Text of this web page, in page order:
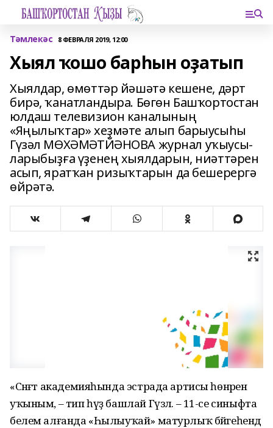
Тәмлекәс 8 ФЕВРАЛЯ 2019, 12:00
Хыял ҡошо барһын оҙатып
Хыялдар, өмөттәр йәшәтә кешене, дәрт
бирә, ҡанатландыра. Бөгөн Башҡортостан
юлдаш телевизион каналының
«Яңылыҡтар» хеҙмәте алып барыусыһы
Гүзәл МӨХӘМӘТЙӘНОВА журнал уҡыусы­
ларыбыҙға үҙенең хыялдарын, ниәттәрен
асып, яратҡан ризыҡтарын да бешерергә
өйрәтә.
«Сәнғәт академияһында эстрада артисы һөнәренә
уҡыным, – тип һүҙ башлай Гүзәл. – 11-се синыфта
белем алғанда «Һылыуҡай» матурлыҡ бәйгеһендә